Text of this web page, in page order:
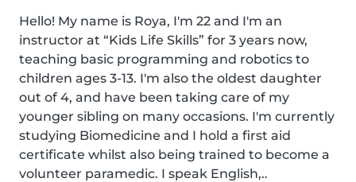
Hello! My name is Roya, I'm 22 and I'm an
instructor at “Kids Life Skills” for 3 years now,
teaching basic programming and robotics to
children ages 3-13. I'm also the oldest daughter
out of 4, and have been taking care of my
younger sibling on many occasions. I'm currently
studying Biomedicine and I hold a first aid
certificate whilst also being trained to become a
volunteer paramedic. I speak English,..